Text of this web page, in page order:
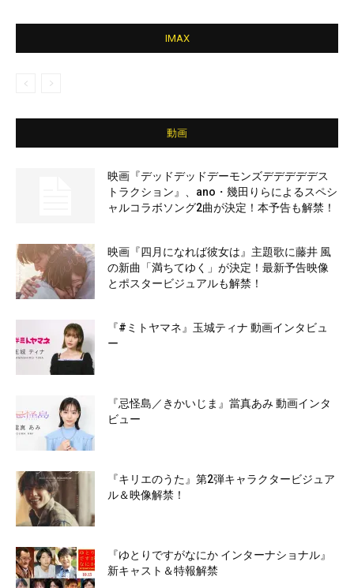
IMAX
動画
映画『デッドデッドデーモンズデデデデデス
トラクション』、ano・幾田りらによるスペシ
ャルコラボソング2曲が決定！本予告も解禁！
映画『四月になれば彼女は』主題歌に藤井 風
の新曲「満ちてゆく」が決定！最新予告映像
とポスタービジュアルも解禁！
『#ミトヤマネ』玉城ティナ 動画インタビュ
ー
『忌怪島／きかいじま』當真あみ 動画インタ
ビュー
『キリエのうた』第2弾キャラクタービジュア
ル＆映像解禁！
『ゆとりですがなにか インターナショナル』
新キャスト＆特報解禁